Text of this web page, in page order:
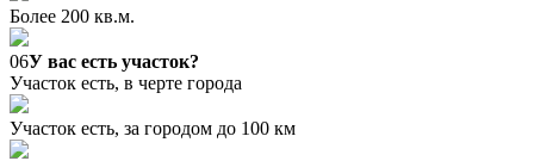
Более 200 кв.м.
06У вас есть участок?
Участок есть, в черте города
Участок есть, за городом до 100 км